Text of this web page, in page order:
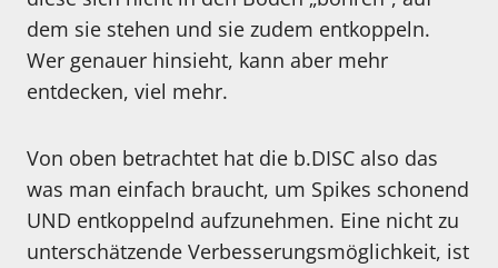
dem sie stehen und sie zudem entkoppeln.
Wer genauer hinsieht, kann aber mehr
entdecken, viel mehr.
Von oben betrachtet hat die b.DISC also das
was man einfach braucht, um Spikes schonend
UND entkoppelnd aufzunehmen. Eine nicht zu
unterschätzende Verbesserungsmöglichkeit, ist